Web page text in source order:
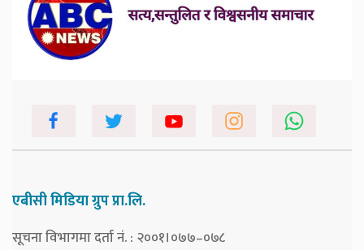
एबीसी मिडिया ग्रुप प्रा.लि.
सूचना विभागमा दर्ता नं. : २००१।०७७–०७८